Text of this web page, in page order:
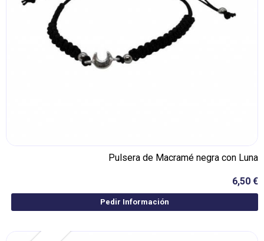
Pulsera de Macramé negra con Luna
6,50 €
Pedir Información